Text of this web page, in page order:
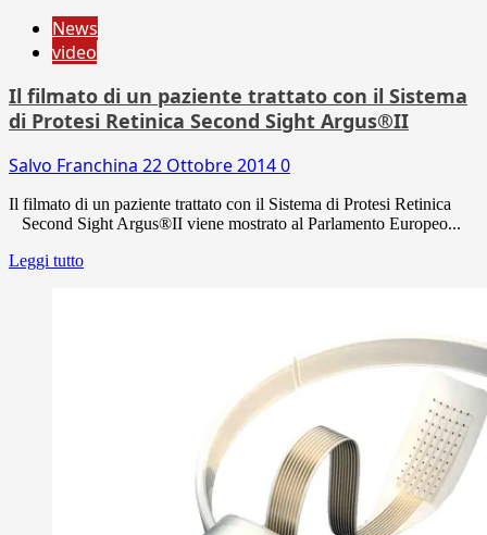
News
video
Il filmato di un paziente trattato con il Sistema
di Protesi Retinica Second Sight Argus®II
Salvo Franchina 22 Ottobre 20140
Il filmato di un paziente trattato con il Sistema di Protesi Retinica
Second Sight Argus®II viene mostrato al Parlamento Europeo...
Leggi tutto